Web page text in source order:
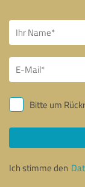
Bitte um
Ich stimme den